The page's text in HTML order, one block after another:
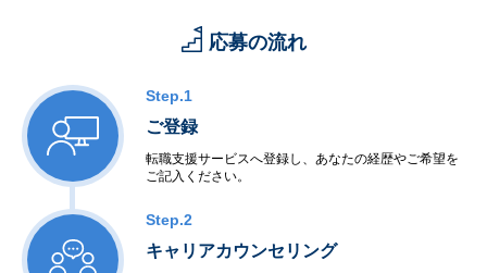
応募の流れ
Step.1
ご登録
転職支援サービスへ登録し、あなたの経歴やご希望を
ご記入ください。
Step.2
キャリアカウンセリング